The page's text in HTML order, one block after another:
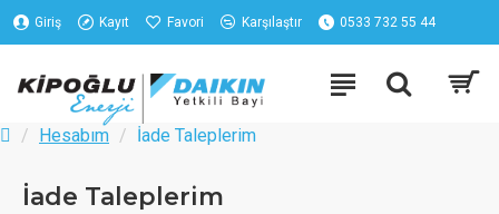
Giriş Kayıt Favori Karşılaştır 0533 732 55 44
Hesabım İade Taleplerim
İade Taleplerim